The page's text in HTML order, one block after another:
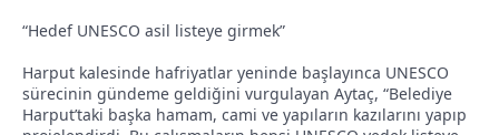
“Hedef UNESCO asil listeye girmek”
Harput kalesinde hafriyatlar yeninde başlayınca UNESCO
sürecinin gündeme geldiğini vurgulayan Aytaç, “Belediye
Harput’taki başka hamam, cami ve yapıların kazılarını yapıp